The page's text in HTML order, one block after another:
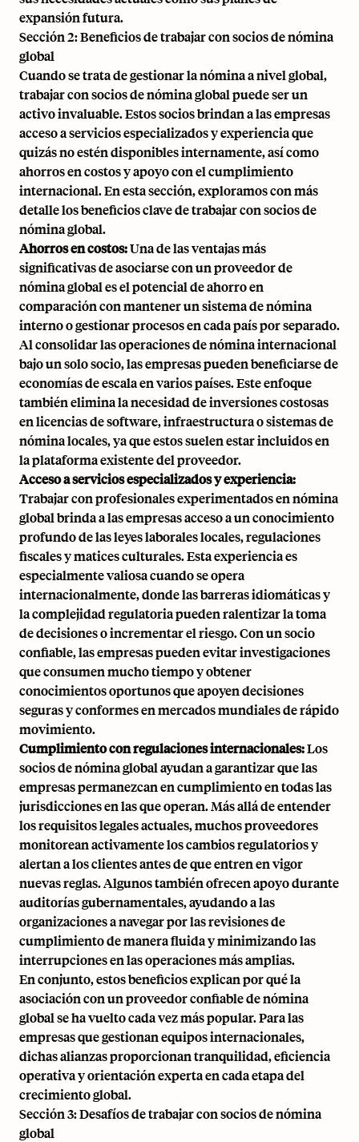
expansión futura.
Sección 2: Beneficios de trabajar con socios de nómina
global
Cuando se trata de gestionar la nómina a nivel global,
trabajar con socios de nómina global puede ser un
activo invaluable. Estos socios brindan a las empresas
acceso a servicios especializados y experiencia que
quizás no estén disponibles internamente, así como
ahorros en costosy apoyo con el cumplimiento
internacional. En esta sección, exploramos con más
detalle los beneficios clave de trabajar con socios de
nómina global.
Ahorros en costos:Una de las ventajas más
significativas de asociarse con un proveedor de
nómina global es el potencial de ahorro en
comparación con mantener un sistema de nómina
interno o gestionar procesos en cada país por separado.
Al consolidar las operaciones de nómina internacional
bajo un solo socio, las empresas pueden beneficiarse de
economías de escala en varios países. Este enfoque
también elimina la necesidad de inversiones costosas
en licencias de software, infraestructura o sistemas de
nómina locales, ya que estos suelen estar incluidos en
la plataforma existente del proveedor.
Acceso a servicios especializados y experiencia:
Trabajar con profesionales experimentados en nómina
global brinda a las empresas acceso a un conocimiento
profundo de las leyes laborales locales, regulaciones
fiscales y matices culturales. Esta experiencia es
especialmente valiosa cuando se opera
internacionalmente, donde las barreras idiomáticas y
la complejidad regulatoria pueden ralentizar la toma
de decisiones o incrementar el riesgo. Con un socio
confiable, las empresas pueden evitar investigaciones
que consumen mucho tiempo y obtener
conocimientos oportunos que apoyen decisiones
seguras y conformes en mercados mundiales de rápido
movimiento.
Cumplimiento con regulaciones internacionales:Los
socios de nómina global ayudan a garantizar que las
empresas permanezcan en cumplimiento en todas las
jurisdicciones en las que operan. Más allá de entender
los requisitos legales actuales, muchos proveedores
monitorean activamente los cambios regulatorios y
alertan a los clientes antes de que entren en vigor
nuevas reglas. Algunos también ofrecen apoyo durante
auditorías gubernamentales, ayudando a las
organizaciones a navegar por las revisiones de
cumplimiento de manera fluida y minimizando las
interrupciones en las operaciones más amplias.
En conjunto, estos beneficios explican por qué la
asociación con un proveedor confiable de nómina
global se ha vuelto cada vez más popular. Para las
empresas que gestionan equipos internacionales,
dichas alianzas proporcionan tranquilidad, eficiencia
operativa y orientación experta en cada etapa del
crecimiento global.
Sección 3: Desafíos de trabajar con socios de nómina
global